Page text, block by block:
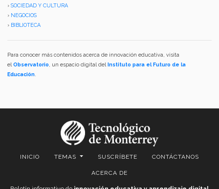
› SOCIEDAD Y CULTURA
› NEGOCIOS
› BIBLIOTECA
Para conocer más contenidos acerca de innovación educativa, visita
elObservatorio, un espacio digital del Instituto para el Futuro de la
Educación.
INICIO TEMAS SUSCRÍBETE CONTÁCTANOS
ACERCA DE